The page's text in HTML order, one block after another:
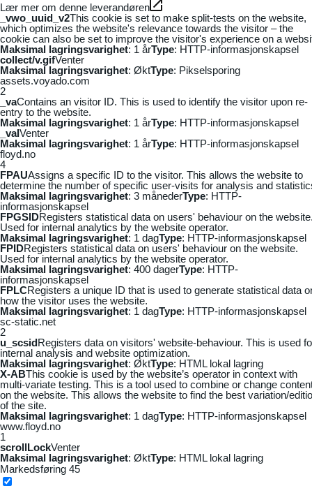
Lær mer om denne leverandøren
_vwo_uuid_v2This cookie is set to make split-tests on the website,
which optimizes the website's relevance towards the visitor – the
cookie can also be set to improve the visitor's experience on a
Maksimal lagringsvarighet: 1 årType: HTTP-informasjonskapsel
collect/v.gifVenter
Maksimal lagringsvarighet: ØktType: Pikselsporing
assets.voyado.com
2
_vaContains an visitor ID. This is used to identify the visitor upon re-
entry to the website.
Maksimal lagringsvarighet: 1 årType: HTTP-informasjonskapsel
_vaIVenter
Maksimal lagringsvarighet: 1 årType: HTTP-informasjonskapsel
floyd.no
4
FPAUAssigns a specific ID to the visitor. This allows the website to
determine the number of specific user-visits for analysis and
Maksimal lagringsvarighet: 3 månederType: HTTP-
informasjonskapsel
FPGSIDRegisters statistical data on users' behaviour on the
Used for internal analytics by the website operator.
Maksimal lagringsvarighet: 1 dagType: HTTP-informasjonskapsel
FPIDRegisters statistical data on users' behaviour on the website.
Used for internal analytics by the website operator.
Maksimal lagringsvarighet: 400 dagerType: HTTP-
informasjonskapsel
FPLCRegisters a unique ID that is used to generate statistical data
how the visitor uses the website.
Maksimal lagringsvarighet: 1 dagType: HTTP-informasjonskapsel
sc-static.net
2
u_scsidRegisters data on visitors' website-behaviour. This is used
internal analysis and website optimization.
Maksimal lagringsvarighet: ØktType: HTML lokal lagring
X-ABThis cookie is used by the website’s operator in context with
multi-variate testing. This is a tool used to combine or change
on the website. This allows the website to find the best variation/
of the site.
Maksimal lagringsvarighet: 1 dagType: HTTP-informasjonskapsel
www.floyd.no
1
scrollLockVenter
Maksimal lagringsvarighet: ØktType: HTML lokal lagring
Markedsføring 45